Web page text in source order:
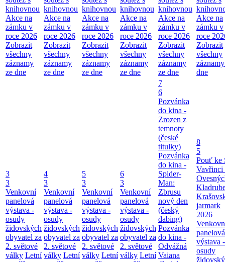
knihovnou
Akce na
zámku v
roce 2026
Zobrazit
všechny
záznamy
ze dne
knihovnou
Akce na
zámku v
roce 2026
Zobrazit
všechny
záznamy
ze dne
knihovnou
Akce na
zámku v
roce 2026
Zobrazit
všechny
záznamy
ze dne
knihovnou
Akce na
zámku v
roce 2026
Zobrazit
všechny
záznamy
ze dne
knihovnou
Akce na
zámku v
roce 2026
Zobrazit
všechny
záznamy
ze dne
Akce na
zámku v
roce
Zobrazit
všechny
dne
3
3
Venkovní
panelová
výstava -
osudy
židovských
obyvatel za
2. světové
války Letní
4
3
Venkovní
panelová
výstava -
osudy
židovských
obyvatel za
2. světové
války Letní
5
3
Venkovní
panelová
výstava -
osudy
židovských
obyvatel za
2. světové
války Letní
6
3
Venkovní
panelová
výstava -
osudy
židovských
obyvatel za
2. světové
války Letní
7
6
Pozvánka
do kina -
Zrozen z
temnoty
(české
titulky)
Pozvánka
do kina -
Spider-
Man:
Zbrusu
nový den
(český
dabing)
Pozvánka
do kina -
Odvážná
Vaiana
8
5
Pouť ke
Vavřinci
jarmark
2026
panelová
výstava -
osudy